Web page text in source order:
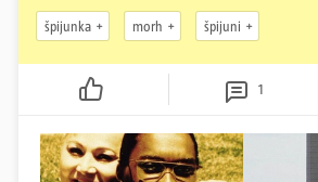
špijunka morh špijuni
1